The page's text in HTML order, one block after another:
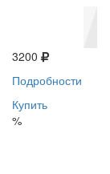
3200
Подробности
Купить
%